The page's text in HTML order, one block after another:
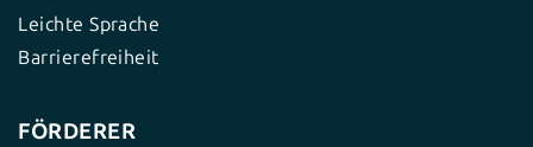
Leichte Sprache
Barrierefreiheit
FÖRDERER